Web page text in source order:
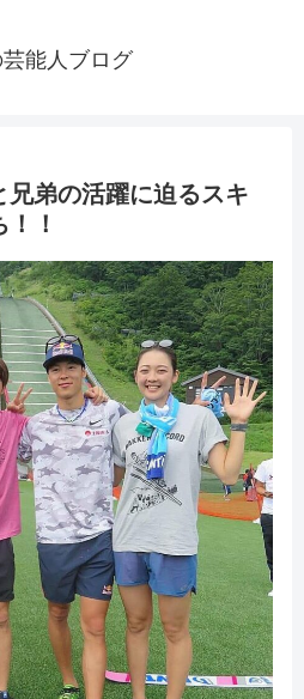
芸能人ブログ
兄弟の活躍に迫るスキ
！